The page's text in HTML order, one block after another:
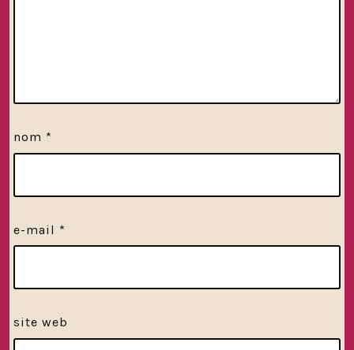
nom *
e-mail *
site web